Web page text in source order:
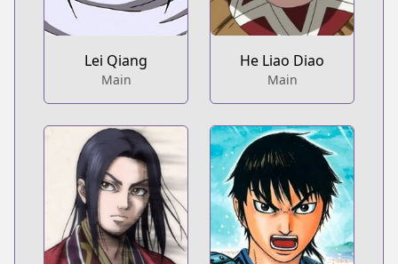
He Liao Diao
Main
Lei Qiang
Main